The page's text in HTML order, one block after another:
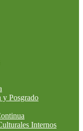
y Posgrado
Internos